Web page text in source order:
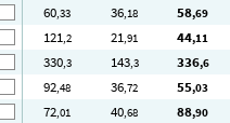
60,33 36,18 58,69
121,2 21,91 44,11
330,3 143,3 336,6
92,48 36,72 55,03
72,01 40,68 88,90